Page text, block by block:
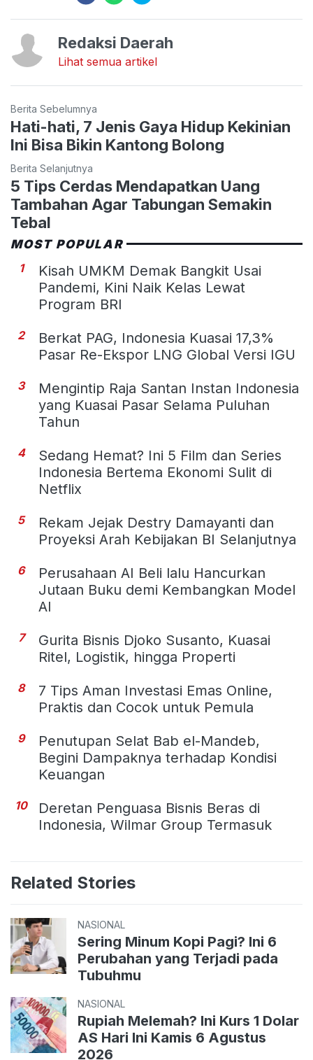
Redaksi Daerah
Lihat semua artikel
Berita Sebelumnya
Hati-hati, 7 Jenis Gaya Hidup Kekinian
Ini Bisa Bikin Kantong Bolong
Berita Selanjutnya
5 Tips Cerdas Mendapatkan Uang
Tambahan Agar Tabungan Semakin
Tebal
MOST POPULAR
1
Kisah UMKM Demak Bangkit Usai
Pandemi, Kini Naik Kelas Lewat
Program BRI
2
Berkat PAG, Indonesia Kuasai 17,3%
Pasar Re-Ekspor LNG Global Versi IGU
3
Mengintip Raja Santan Instan Indonesia
yang Kuasai Pasar Selama Puluhan
Tahun
4
Sedang Hemat? Ini 5 Film dan Series
Indonesia Bertema Ekonomi Sulit di
Netflix
5
Rekam Jejak Destry Damayanti dan
Proyeksi Arah Kebijakan BI Selanjutnya
6
Perusahaan AI Beli lalu Hancurkan
Jutaan Buku demi Kembangkan Model
AI
7
Gurita Bisnis Djoko Susanto, Kuasai
Ritel, Logistik, hingga Properti
8
7 Tips Aman Investasi Emas Online,
Praktis dan Cocok untuk Pemula
9
Penutupan Selat Bab el-Mandeb,
Begini Dampaknya terhadap Kondisi
Keuangan
10
Deretan Penguasa Bisnis Beras di
Indonesia, Wilmar Group Termasuk
Related Stories
NASIONAL
Sering Minum Kopi Pagi? Ini 6
Perubahan yang Terjadi pada
Tubuhmu
NASIONAL
Rupiah Melemah? Ini Kurs 1 Dolar
AS Hari Ini Kamis 6 Agustus
2026